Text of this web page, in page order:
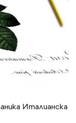
Италианска